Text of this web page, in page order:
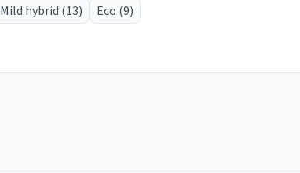
Mild hybrid (13)
Eco (9)